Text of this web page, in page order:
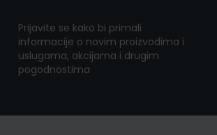
Prijavite se kako bi primali
informacije o novim proizvodima i
uslugama, akcijama i drugim
pogodnostima